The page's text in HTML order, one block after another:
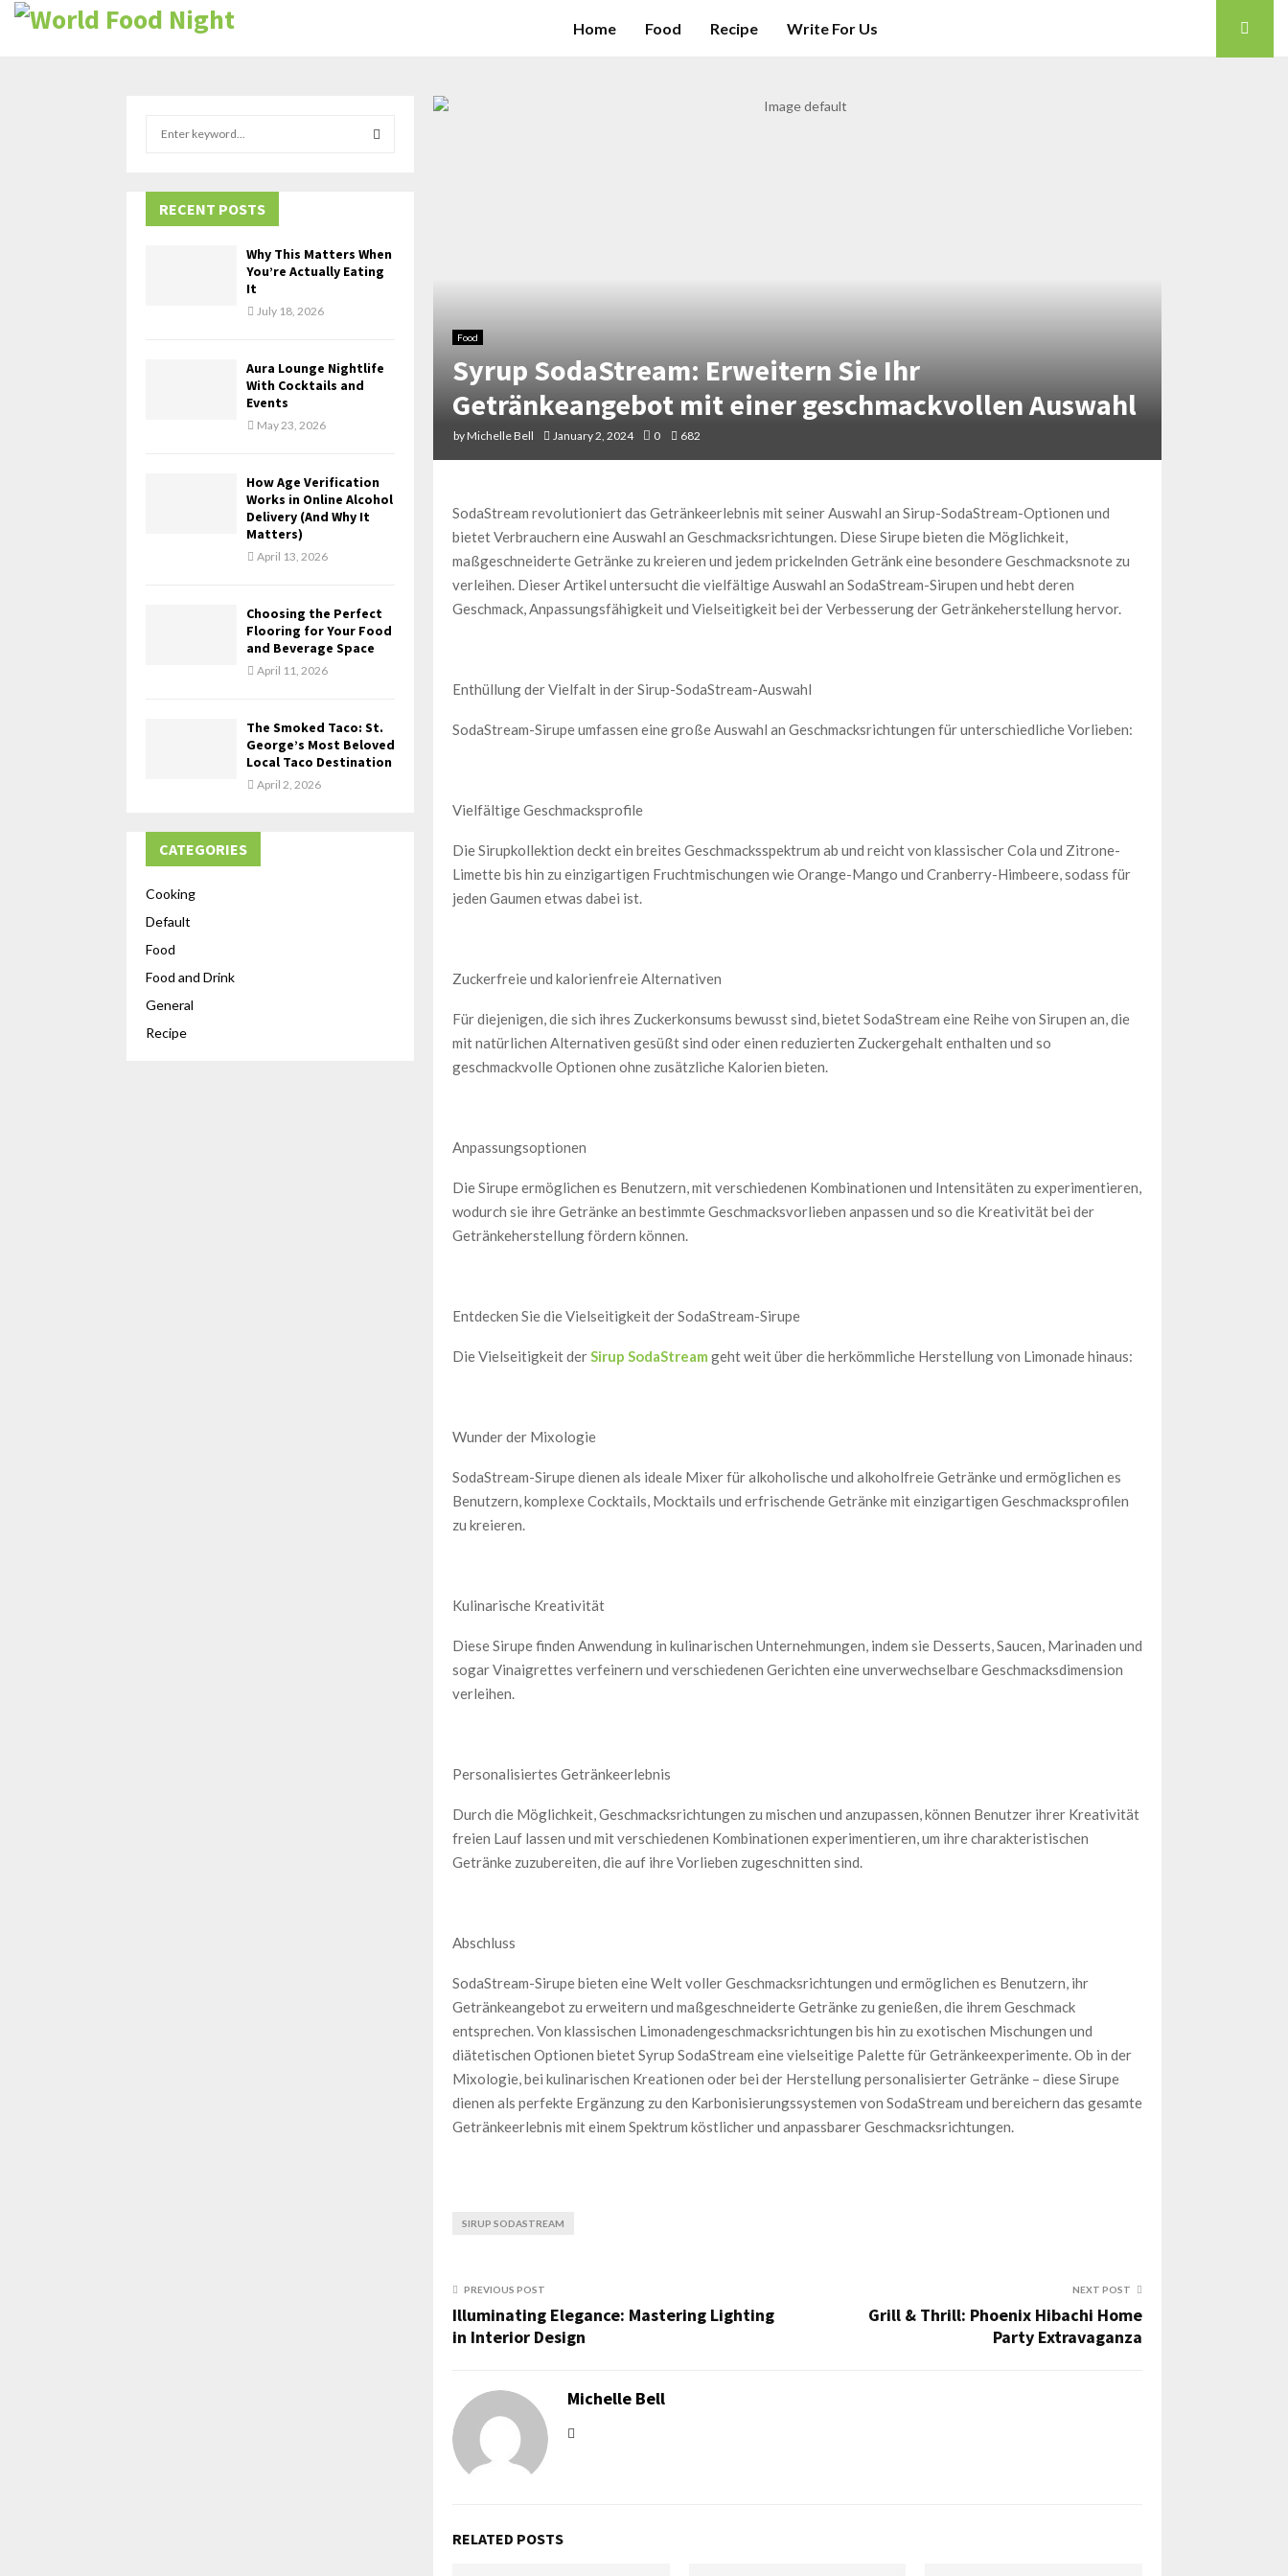
Home Food Recipe Write For Us
Food
Syrup SodaStream: Erweitern Sie Ihr
Getränkeangebot mit einer geschmackvollen Auswahl
byMichelle Bell January 2, 2024 0 682
SodaStream revolutioniert das Getränkeerlebnis mit seiner Auswahl an Sirup-SodaStream-Optionen und
bietet Verbrauchern eine Auswahl an Geschmacksrichtungen. Diese Sirupe bieten die Möglichkeit,
maßgeschneiderte Getränke zu kreieren und jedem prickelnden Getränk eine besondere Geschmacksnote zu
verleihen. Dieser Artikel untersucht die vielfältige Auswahl an SodaStream-Sirupen und hebt deren
Geschmack, Anpassungsfähigkeit und Vielseitigkeit bei der Verbesserung der Getränkeherstellung hervor.
Enthüllung der Vielfalt in der Sirup-SodaStream-Auswahl
SodaStream-Sirupe umfassen eine große Auswahl an Geschmacksrichtungen für unterschiedliche Vorlieben:
Vielfältige Geschmacksprofile
Die Sirupkollektion deckt ein breites Geschmacksspektrum ab und reicht von klassischer Cola und Zitrone-
Limette bis hin zu einzigartigen Fruchtmischungen wie Orange-Mango und Cranberry-Himbeere, sodass für
jeden Gaumen etwas dabei ist.
Zuckerfreie und kalorienfreie Alternativen
Für diejenigen, die sich ihres Zuckerkonsums bewusst sind, bietet SodaStream eine Reihe von Sirupen an, die
mit natürlichen Alternativen gesüßt sind oder einen reduzierten Zuckergehalt enthalten und so
geschmackvolle Optionen ohne zusätzliche Kalorien bieten.
Anpassungsoptionen
Die Sirupe ermöglichen es Benutzern, mit verschiedenen Kombinationen und Intensitäten zu experimentieren,
wodurch sie ihre Getränke an bestimmte Geschmacksvorlieben anpassen und so die Kreativität bei der
Getränkeherstellung fördern können.
Entdecken Sie die Vielseitigkeit der SodaStream-Sirupe
Die Vielseitigkeit der Sirup SodaStream geht weit über die herkömmliche Herstellung von Limonade hinaus:
Wunder der Mixologie
SodaStream-Sirupe dienen als ideale Mixer für alkoholische und alkoholfreie Getränke und ermöglichen es
Benutzern, komplexe Cocktails, Mocktails und erfrischende Getränke mit einzigartigen Geschmacksprofilen
zu kreieren.
Kulinarische Kreativität
Diese Sirupe finden Anwendung in kulinarischen Unternehmungen, indem sie Desserts, Saucen, Marinaden und
sogar Vinaigrettes verfeinern und verschiedenen Gerichten eine unverwechselbare Geschmacksdimension
verleihen.
Personalisiertes Getränkeerlebnis
Durch die Möglichkeit, Geschmacksrichtungen zu mischen und anzupassen, können Benutzer ihrer Kreativität
freien Lauf lassen und mit verschiedenen Kombinationen experimentieren, um ihre charakteristischen
Getränke zuzubereiten, die auf ihre Vorlieben zugeschnitten sind.
Abschluss
SodaStream-Sirupe bieten eine Welt voller Geschmacksrichtungen und ermöglichen es Benutzern, ihr
Getränkeangebot zu erweitern und maßgeschneiderte Getränke zu genießen, die ihrem Geschmack
entsprechen. Von klassischen Limonadengeschmacksrichtungen bis hin zu exotischen Mischungen und
diätetischen Optionen bietet Syrup SodaStream eine vielseitige Palette für Getränkeexperimente. Ob in der
Mixologie, bei kulinarischen Kreationen oder bei der Herstellung personalisierter Getränke – diese Sirupe
dienen als perfekte Ergänzung zu den Karbonisierungssystemen von SodaStream und bereichern das gesamte
Getränkeerlebnis mit einem Spektrum köstlicher und anpassbarer Geschmacksrichtungen.
SIRUP SODASTREAM
PREVIOUS POST
Illuminating Elegance: Mastering Lighting
in Interior Design
NEXT POST
Grill & Thrill: Phoenix Hibachi Home
Party Extravaganza
Michelle Bell
RELATED POSTS
h
A
H
RECENT POSTS
Why This Matters When
You’re Actually Eating
It
July 18, 2026
Aura Lounge Nightlife
With Cocktails and
Events
May 23, 2026
How Age Verification
Works in Online Alcohol
Delivery (And Why It
Matters)
April 13, 2026
Choosing the Perfect
Flooring for Your Food
and Beverage Space
April 11, 2026
The Smoked Taco: St.
George’s Most Beloved
Local Taco Destination
April 2, 2026
CATEGORIES
Cooking
Default
Food
Food and Drink
General
Recipe